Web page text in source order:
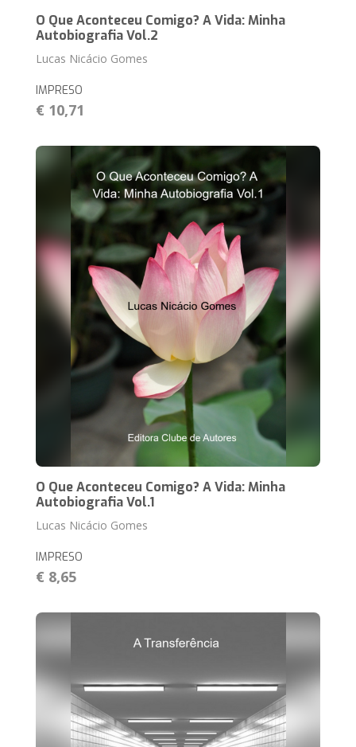
O Que Aconteceu Comigo? A Vida: Minha
Autobiografia Vol.2
Lucas Nicácio Gomes
IMPRESO
€ 10,71
O Que Aconteceu Comigo? A Vida: Minha
Autobiografia Vol.1
Lucas Nicácio Gomes
IMPRESO
€ 8,65